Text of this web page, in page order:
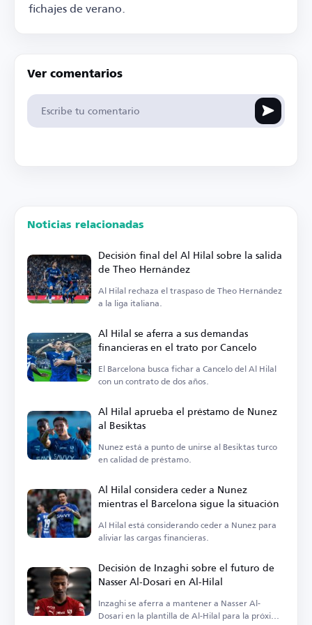
fichajes de verano.
Ver comentarios
Noticias relacionadas
Decisión final del Al Hilal sobre la salida
de Theo Hernández
Al Hilal rechaza el traspaso de Theo Hernández
a la liga italiana.
Al Hilal se aferra a sus demandas
financieras en el trato por Cancelo
El Barcelona busca fichar a Cancelo del Al Hilal
con un contrato de dos años.
Al Hilal aprueba el préstamo de Nunez
al Besiktas
Nunez está a punto de unirse al Besiktas turco
en calidad de préstamo.
Al Hilal considera ceder a Nunez
mientras el Barcelona sigue la situación
Al Hilal está considerando ceder a Nunez para
aliviar las cargas financieras.
Decisión de Inzaghi sobre el futuro de
Nasser Al-Dosari en Al-Hilal
Inzaghi se aferra a mantener a Nasser Al-
Dosari en la plantilla de Al-Hilal para la próxima